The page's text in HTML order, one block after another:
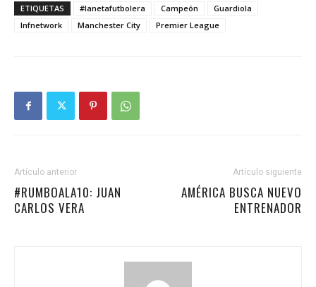
ETIQUETAS #lanetafutbolera Campeón
Guardiola
lnfnetwork
Manchester City Premier League
Artículo anterior
#RUMBOALA10: JUAN
CARLOS VERA
Artículo siguiente
AMÉRICA BUSCA NUEVO
ENTRENADOR